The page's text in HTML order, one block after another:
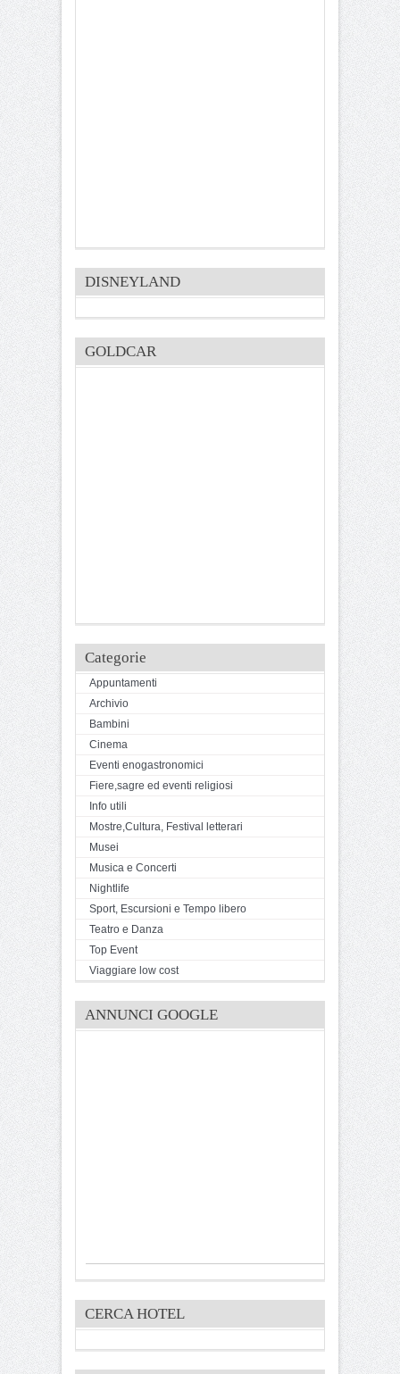
DISNEYLAND
GOLDCAR
Categorie
Appuntamenti
Archivio
Bambini
Cinema
Eventi enogastronomici
Fiere,sagre ed eventi religiosi
Info utili
Mostre,Cultura, Festival letterari
Musei
Musica e Concerti
Nightlife
Sport, Escursioni e Tempo libero
Teatro e Danza
Top Event
Viaggiare low cost
ANNUNCI GOOGLE
CERCA HOTEL